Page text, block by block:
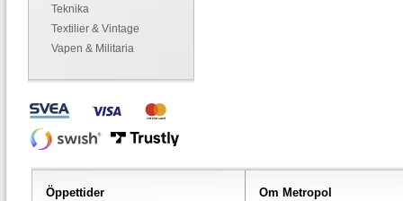
Teknika
Textilier & Vintage
Vapen & Militaria
Öppettider Om Metropol